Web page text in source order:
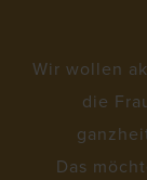
Wir wollen
die
Das